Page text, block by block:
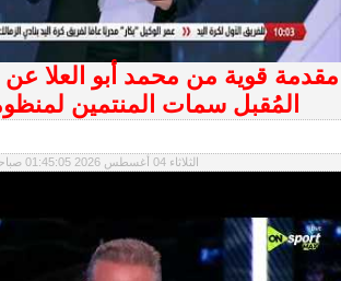
مقدمة قوية من محمد أبو العلا
المُقبل سمات المنتمين
الثلاثاء 04 أغسطس 2026 01:45:05 صباحاً